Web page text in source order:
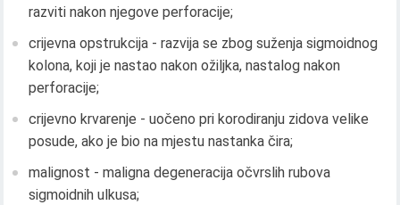
razviti nakon njegove perforacije;
crijevna opstrukcija - razvija se zbog suženja sigmoidnog
kolona, ​​koji je nastao nakon ožiljka, nastalog nakon
perforacije;
crijevno krvarenje - uočeno pri korodiranju zidova velike
posude, ako je bio na mjestu nastanka čira;
malignost - maligna degeneracija očvrslih rubova
sigmoidnih ulkusa;